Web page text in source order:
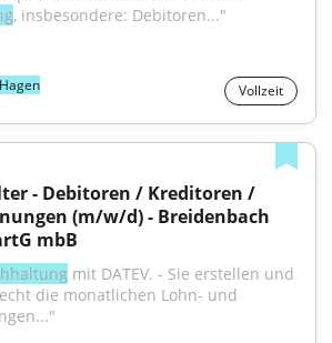
, insbesondere: Debitoren..."
Hagen Vollzeit
- Debitoren / Kreditoren /
(m/w/d) - Breidenbach
mbB
mit DATEV. - Sie erstellen und
die monatlichen Lohn- und